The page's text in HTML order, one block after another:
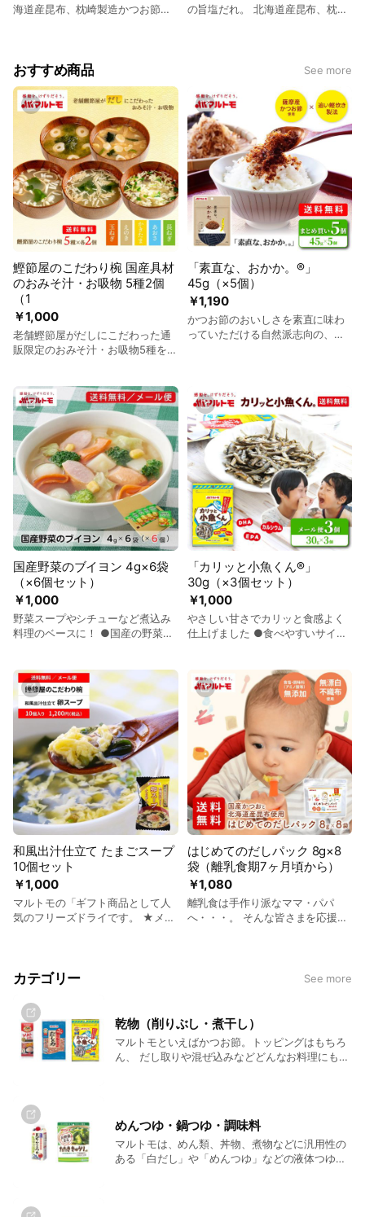
海道産昆布、枕崎製造かつお節こ
使用したお野菜まぜ合わせ調味料
分を抑えても野菜をおいしく食べ
ることができます。 ●1人前(本品
1/2袋）当たりの食塩相当量：1.8g
●お試ししやすい2人前×2回分の1
回毎の使い切りタイプで便利！
の旨塩だれ。 北海道産昆布、枕崎
つお節を原料に使用したお野菜ま
かせることで塩分を抑えても野菜
をおいしく食べることができま
す。 ●フランス産岩塩とにんにく
の香りの旨塩だれ。 ●1人前(本品
1/2袋）当たりの食塩相当量：1.3g
●お試ししやすい2人前×2回分の1
回毎の使い切りタイプで便利！
おすすめ商品 See more
￥1,000
鰹節屋のこだわり椀 国産具材
のおみそ汁・お吸物 5種2個
（1
老舗鰹節屋がだしにこだわった通
販限定のおみそ汁・お吸物5種を2
のかつお粉末を使用。かつおのだ
し感をお楽しみください。 ●具材
はそれぞれ国産のものを使用して
います。 ●フリーズドライ製法の
粉末みそを使用しています。 ●忙
しい朝でも手軽にいただけて便利
です。また、持ち運びもしやすい
ので、ランチにもおすすめ！ ●メ
ール便、送料無料でお得です！
￥1,190
「素直な、おかか。®」
45g（×5個）
かつお節のおいしさを素直に味わ
っていただける自然派志向の、し
「かどや」のいりごまなどを使用
し、「追い鰹炊き製法」で風味豊
かに仕上げました！ ●ジューシー
でソフトな食感はアツアツのご飯
によくなじみ、かつお節の食感も
しっかり感じられます。 ●トッピ
ングや混ぜ込みなど、いろいろな
食材と合わせて調味料としてもい
ろいろなお料理にお使いいただけ
ます。 ●メール便で発送。送料無
料です。
￥1,000
国産野菜のブイヨン 4g×6袋
（×6個セット）
野菜スープやシチューなど煮込み
料理のベースに！ ●国産の野菜に
の6種類の野菜をエキス原料に使っ
ています。 ●生野菜をまるごと使
用し、自社工場でじっくり炊き出
して抽出したエキスを配合しまし
た。野菜から溶けだした自然でや
さしい味わいです。
￥1,000
「カリッと小魚くん®」
30g（×3個セット）
やさしい甘さでカリッと食感よく
仕上げました ●食べやすいサイズ
ごま、香辛料だけで味付けした自
然な味わいです。お子さまからご
年配の方まで幅広い年齢の方にお
すすめいたします。 ●やさしい甘
さでカリッと食感を楽しめる飴炒
りに仕上げました。お子さまのお
やつやお酒のおつまみとして、ス
ナック感覚で煮干しの栄養を丸ご
とおいしくお召し上がりいただけ
ます。
￥1,000
和風出汁仕立て たまごスープ
10個セット
マルトモの「ギフト商品として人
気のフリーズドライです。 ★メー
とでより一層美味しくなりまし
た。 ●フリーズドライなので生ゴ
ミも出ず衛生的です。 ●忙しい朝
やランチ時にも簡単に用意できま
す。
￥1,080
はじめてのだしパック 8g×8
袋（離乳食期7ヶ月頃から）
離乳食は手作り派なママ・パパ
へ・・・。 そんな皆さまを応援す
れます。 今まで本格的なだしをと
全、かつ、手間抜きの離乳食づく
りをぜひ！ ●離乳食期から使える
だしパックです。目安は7ヶ月頃か
らです。もちろん大人も自然なだ
す。 ●鹿児島県近海でとれた鮮度
の良いカツオをかつお節に仕上
げ、北海道産昆布とブレンドしま
した。 ●5分煮出すだけの簡単作
カテゴリー See more
乾物（削りぶし・煮干し）
マルトモといえばかつお節。トッピングはもちろ
ん、 だし取りや混ぜ込みなどどんなお料理にも手
めんつゆ・鍋つゆ・調味料
マルトモは、めん類、丼物、煮物などに汎用性の
ある「白だし」や「めんつゆ」などの液体つゆや